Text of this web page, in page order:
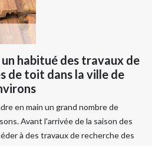
habitué des travaux de
de toit dans la ville de
en main un grand nombre de
Avant l'arrivée de la saison des
à des travaux de recherche des